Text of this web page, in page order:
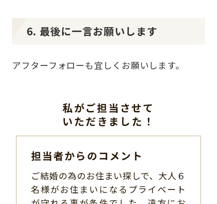
6. 最後に一言お願いします
アフターフォローも宜しくお願いします。
私がご担当させて
いただきました！
担当者からのコメント
ご結婚の為のお住まい探しで、大人６
名様がお住まいになるプライベート